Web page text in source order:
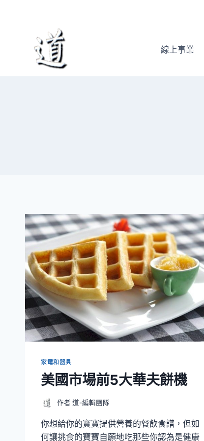
線上事業
家電和器具
美國市場前5大華夫餅機
作者 道-編輯團隊
你想給你的寶寶提供營養的餐飲食譜，但如
何讓挑食的寶寶自願地吃那些你認為是健康